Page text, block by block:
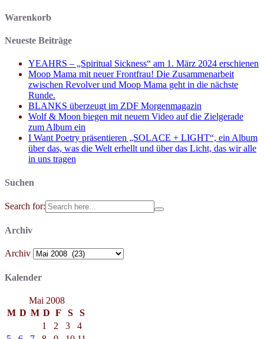
Warenkorb
Neueste Beiträge
YEAHRS – „Spiritual Sickness“ am 1. März 2024 erschienen
Moop Mama mit neuer Frontfrau! Die Zusammenarbeit
zwischen Revolver und Moop Mama geht in die nächste
Runde.
BLANKS überzeugt im ZDF Morgenmagazin
Wolf & Moon biegen mit neuem Video auf die Zielgerade
zum Album ein
I Want Poetry präsentieren „SOLACE + LIGHT“, ein Album
über das, was die Welt erhellt und über das Licht, das wir alle
in uns tragen
Suchen
Search for:
Archiv
Archiv
Kalender
Mai 2008
M D M D F S
S
1
2 3
4